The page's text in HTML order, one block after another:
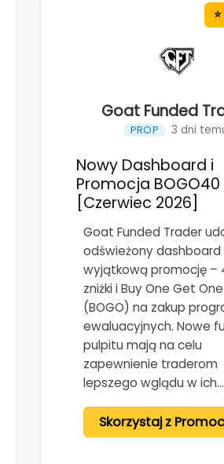
Goat Funded
PROP 3 dni
Nowy Dashboard i
Promocja BOGO40
[Czerwiec 2026]
Goat Funded Trader
odświeżony dashboard
wyjątkową promocję –
zniżki i Buy One Get
(BOGO) na zakup
ewaluacyjnych. Nowe
pulpitu mają na celu
zapewnienie traderom
lepszego wglądu w ich…
Skorzystaj z